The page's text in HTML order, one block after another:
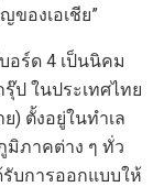
ของเอเชีย”
อร์ด 4 เป็นนิคม
ป ในประเทศไทย
) ตั้งอยู่ในทำเล
มิภาคต่าง ๆ ทั่ว
รับการออกแบบให้